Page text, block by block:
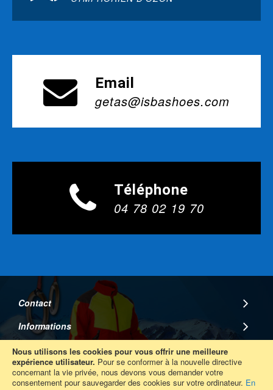
Nous utilisons les cookies pour vous offrir une meilleure
expérience utilisateur. Pour se conformer à la nouvelle directive
concernant la vie privée, nous devons vous demander votre
consentement pour sauvegarder des cookies sur votre ordinateur. En
Email
getas@isbashoes.com
Téléphone
04 78 02 19 70
Contact
Informations
A Propos
Suivez Nous